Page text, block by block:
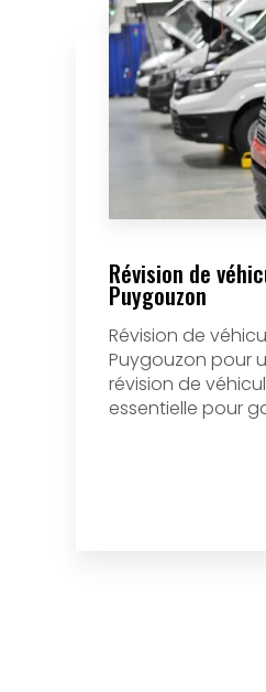
Révision de
Puygouzon
Révision de
Puygouzon pour
révision de
essentielle pour